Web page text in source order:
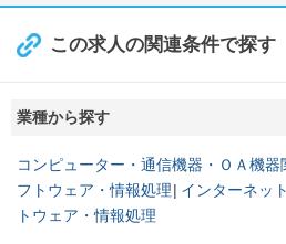
この求人の関連条件で探す
業種から探す
コンピューター・通信機器・ＯＡ機器
フトウェア・情報処理
インターネッ
トウェア・情報処理